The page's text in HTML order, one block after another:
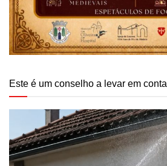
Este é um conselho a levar em conta